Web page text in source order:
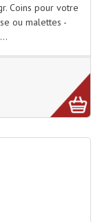
Coins pour votre
ou malettes -